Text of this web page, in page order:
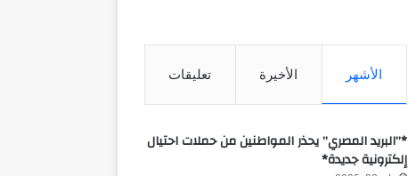
الأشهر الأخيرة تعليقات
*”البريد المصري” يحذر المواطنين من حملات احتيال
إلكترونية جديدة*